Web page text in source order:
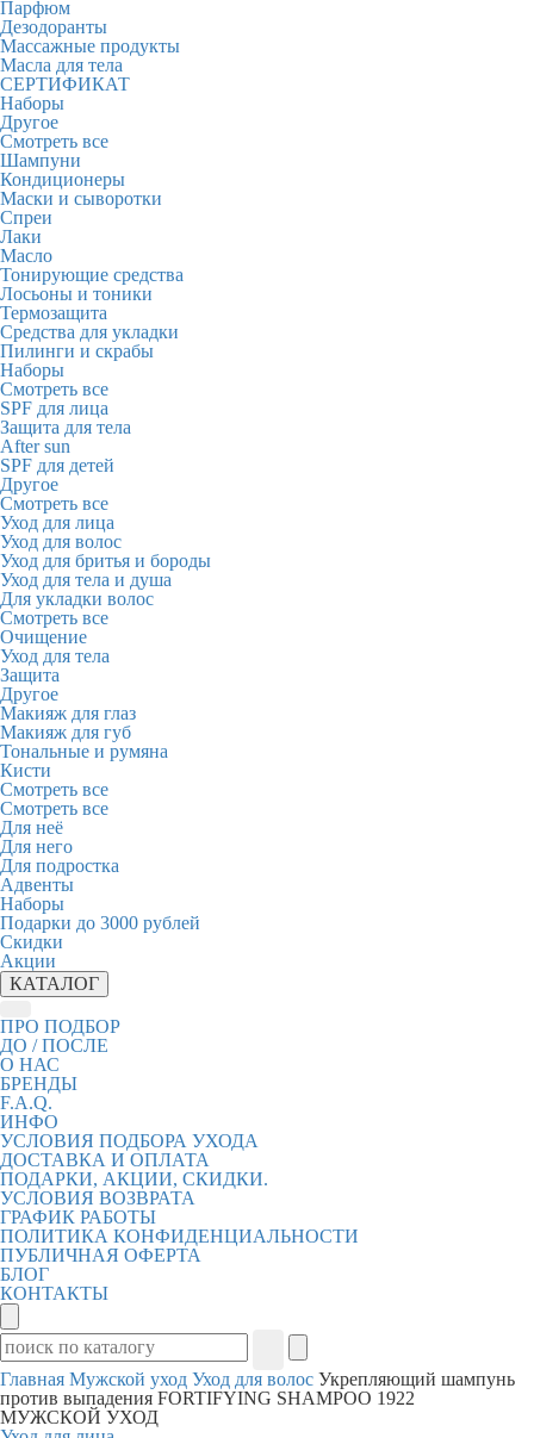
Парфюм
Дезодоранты
Массажные продукты
Масла для тела
СЕРТИФИКАТ
Наборы
Другое
Смотреть все
Шампуни
Кондиционеры
Маски и сыворотки
Спреи
Лаки
Масло
Тонирующие средства
Лосьоны и тоники
Термозащита
Средства для укладки
Пилинги и скрабы
Наборы
Смотреть все
SPF для лица
Защита для тела
After sun
SPF для детей
Другое
Смотреть все
Уход для лица
Уход для волос
Уход для бритья и бороды
Уход для тела и душа
Для укладки волос
Смотреть все
Очищение
Уход для тела
Защита
Другое
Макияж для глаз
Макияж для губ
Тональные и румяна
Кисти
Смотреть все
Смотреть все
Для неё
Для него
Для подростка
Адвенты
Наборы
Подарки до 3000 рублей
Скидки
Акции
КАТАЛОГ
ПРО ПОДБОР
ДО / ПОСЛЕ
О НАС
БРЕНДЫ
F.A.Q.
ИНФО
УСЛОВИЯ ПОДБОРА УХОДА
ДОСТАВКА И ОПЛАТА
ПОДАРКИ, АКЦИИ, СКИДКИ.
УСЛОВИЯ ВОЗВРАТА
ГРАФИК РАБОТЫ
ПОЛИТИКА КОНФИДЕНЦИАЛЬНОСТИ
ПУБЛИЧНАЯ ОФЕРТА
БЛОГ
КОНТАКТЫ
Главная Мужской уход Уход для волос Укрепляющий шампунь
против выпадения FORTIFYING SHAMPOO 1922
МУЖСКОЙ УХОД